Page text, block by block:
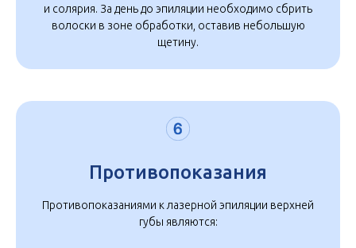
и солярия. За день до эпиляции необходимо сбрить
волоски в зоне обработки, оставив небольшую
щетину.
Противопоказания
Противопоказаниями к лазерной эпиляции верхней
губы являются: